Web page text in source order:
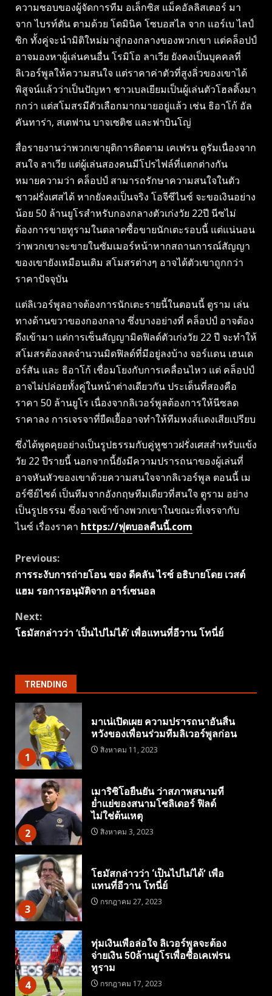
ความชอบของผู้จัดการทีม อเล็กซิส แม็คอัลลิสเตอร์ มา
จาก ไบรท์ตัน ตามด้วย โดมินิค โซบอสไล จาก แอร์เบ ไลป์
ซิก ทั้งคู่จะนำมิติใหม่มาสู่กองกลางของพวกเขา แต่คล็อปป์
อาจมองหาผู้เล่นคนอื่น โรมิโอ ลาเวีย ยังคงเป็นบุคคลที่
ลิเวอร์พูลให้ความสนใจ แต่ราคาค่าตัวที่สูงลิ่วของเขาได้
พิสูจน์แล้วว่าเป็นปัญหา ชาวเบลเยียมเป็นผู้เล่นตัวโฮลดิ้งมา
กกว่า แต่สโมสรมีตัวเลือกมากมายอยู่แล้ว เช่น ธิอาโก้ อัล
คันทาร่า, สเตฟาน บาจเซติช และฟาบินโญ่
สื่อรายงานว่าพวกเขายุติการติดตาม เคเฟรน ตูรัมเนื่องจาก
สนใจ ลาเวีย แต่ผู้เล่นสองคนมีโปรไฟล์ที่แตกต่างกัน
หมายความว่า คล็อปป์ สามารถรักษาความสนใจในตัว
ชาวฝรั่งเศสได้ หากยังคงเป็นจริง โอจีซีไนซ์ จะขอเงินอย่าง
น้อย 50 ล้านยูโรสำหรับกองกลางตัวเก่งวัย 22ปี นีซไม่
ต้องการขายทูรามในตลาดซื้อขายนักเตะรอบนี้ แต่แน่นอน
ว่าพวกเขาจะขายในซัมเมอร์หน้าหากสถานการณ์สัญญา
ของเขายังเหมือนเดิม สโมสรต่างๆ อาจได้ตัวเขาถูกกว่า
ราคาปัจจุบัน
แต่ลิเวอร์พูลอาจต้องการนักเตะรายนี้ในตอนนี้ ตูราม เล่น
ทางด้านขวาของกองกลาง ซึ่งบางอย่างที่ คล็อปป์ อาจต้อง
ดึงเข้ามา แต่การเซ็นสัญญามิดฟิลด์ตัวเก่งวัย 22 ปี จะทำให้
สโมสรต้องลดจำนวนมิดฟิลด์ที่มีอยู่ลงบ้าง จอร์แดน เฮนเด
อร์สัน และ ธิอาโก้ เชื่อมโยงกับการเคลื่อนไหว แต่ คล็อปป์
อาจไม่ปล่อยทั้งคู่ในหน้าต่างเดียวกัน ประเด็นที่สองคือ
ราคา 50 ล้านยูโร เนื่องจากลิเวอร์พูลต้องการให้นีซลด
ราคาลง การเจรจาที่ยืดเยื้ออาจทำให้ทีมหงส์แดงเสียเปรียบ
ซึ่งได้พูดคุยอย่างเป็นรูปธรรมกับคู่หูชาวฝรั่งเศสสำหรับแข้ง
วัย 22 ปีรายนี้ นอกจากนี้ยังมีความปรารถนาของผู้เล่นที่
อาจหันหัวของเขาด้วยความสนใจจากลิเวอร์พูล ตอนนี้ เม
อร์ซีย์ไซด์ เป็นทีมจากอังกฤษทีมเดียวที่สนใจ ตูราม อย่าง
เป็นรูปธรรม ซึ่งอาจเข้าข้างพวกเขาในขณะที่เจรจากับ
ไนซ์ เรื่องราคา https://ฟุตบอลคืนนี้.com
Continue
Reading
Previous:
การระงับการถ่ายโอน ของ ดีคลัน ไรซ์ อธิบายโดย เวสต์
แฮม รอการอนุมัติจาก อาร์เซนอล
Next:
โธมัสกล่าวว่า ‘เป็นไปไม่ได้’ เพื่อแทนที่อีวาน โทนี่ย์
TRENDING
1
มาเน่เปิดเผย ความปรารถนาอันสิ้น
หวังของเพื่อนร่วมทีมลิเวอร์พูลก่อน
สิงหาคม 11, 2023
2
เมาริซิโอยืนยัน ว่าสภาพสนามที่
ย่ำแย่ของสนามโซลิเดอร์ ฟิลด์
ไม่ใช่ต้นเหตุ
สิงหาคม 3, 2023
3
โธมัสกล่าวว่า ‘เป็นไปไม่ได้’ เพื่อ
แทนที่อีวาน โทนี่ย์
กรกฎาคม 27, 2023
4
ทุ่มเงินเพื่อล่อใจ ลิเวอร์พูลจะต้อง
จ่ายเงิน 50ล้านยูโรเพื่อซื้อเคเฟรน
ทูราม
กรกฎาคม 17, 2023